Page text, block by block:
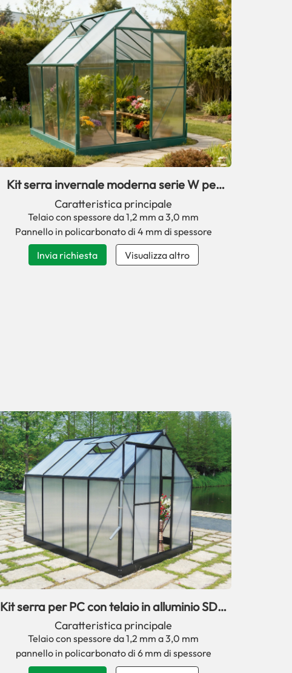
Kit serra invernale moderna serie W per
uso domestico
Caratteristica principale
Telaio con spessore da 1,2 mm a 3,0 mm
Pannello in policarbonato di 4 mm di spessore
Invia richiesta
Visualizza altro
Kit serra per PC con telaio in alluminio SD e
finestra
Caratteristica principale
Telaio con spessore da 1,2 mm a 3,0 mm
pannello in policarbonato di 6 mm di spessore